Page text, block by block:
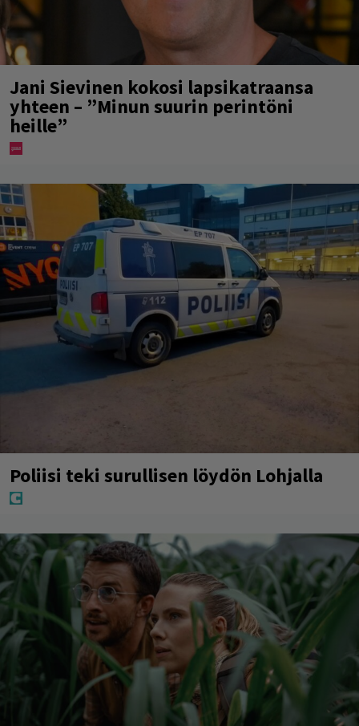
Jani Sievinen kokosi lapsikatraansa
yhteen – ”Minun suurin perintöni
heille”
Poliisi teki surullisen löydön Lohjalla